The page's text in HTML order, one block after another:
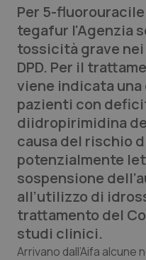
QS Pro
Professionisti
Abruzzo
Basilicata
Calabria
Campania
Emilia-Romagna
QS Pro Gold
Artrite & artrosi
Asma & BPCO
Car-T
Colesterolo &
QS Club Newsletter
Per 5-
tegafur l'Agenzia
tossicità grave
DPD. Per il
viene indicata
pazienti con
diidropirimidina
causa del rischio
potenzialmente
sospensione
all’utilizzo di
trattamento del
studi clinici.
Arrivano dall’Aifa